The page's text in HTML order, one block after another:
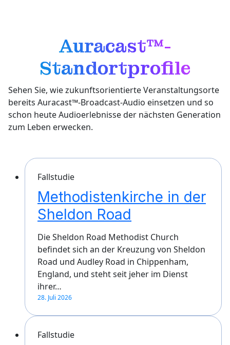
Auracast™-
Standortprofile
Sehen Sie, wie zukunftsorientierte Veranstaltungsorte
bereits Auracast™-Broadcast-Audio einsetzen und so
schon heute Audioerlebnisse der nächsten Generation
zum Leben erwecken.
Fallstudie
Methodistenkirche in der
Sheldon Road
Die Sheldon Road Methodist Church
befindet sich an der Kreuzung von Sheldon
Road und Audley Road in Chippenham,
England, und steht seit jeher im Dienst
ihrer…
28. Juli 2026
Fallstudie